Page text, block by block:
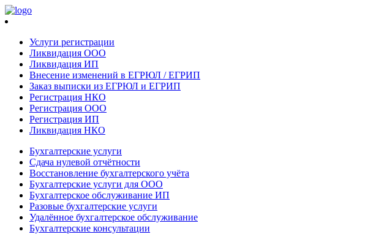
Услуги регистрации
Ликвидация ООО
Ликвидация ИП
Внесение изменений в ЕГРЮЛ / ЕГРИП
Заказ выписки из ЕГРЮЛ и ЕГРИП
Регистрация НКО
Регистрация ООО
Регистрация ИП
Ликвидация НКО
Бухгалтерские услуги
Сдача нулевой отчётности
Восстановление бухгалтерского учёта
Бухгалтерские услуги для ООО
Бухгалтерское обслуживание ИП
Разовые бухгалтерские услуги
Удалённое бухгалтерское обслуживание
Бухгалтерские консультации